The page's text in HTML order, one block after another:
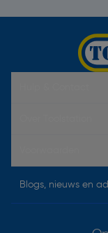
Blogs, nieuws en